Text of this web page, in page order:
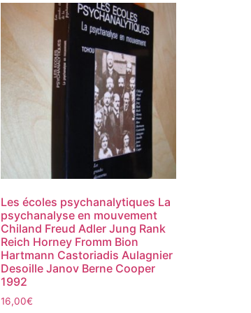
Les écoles psychanalytiques La
psychanalyse en mouvement
Chiland Freud Adler Jung Rank
Reich Horney Fromm Bion
Hartmann Castoriadis Aulagnier
Desoille Janov Berne Cooper
1992
16,00€